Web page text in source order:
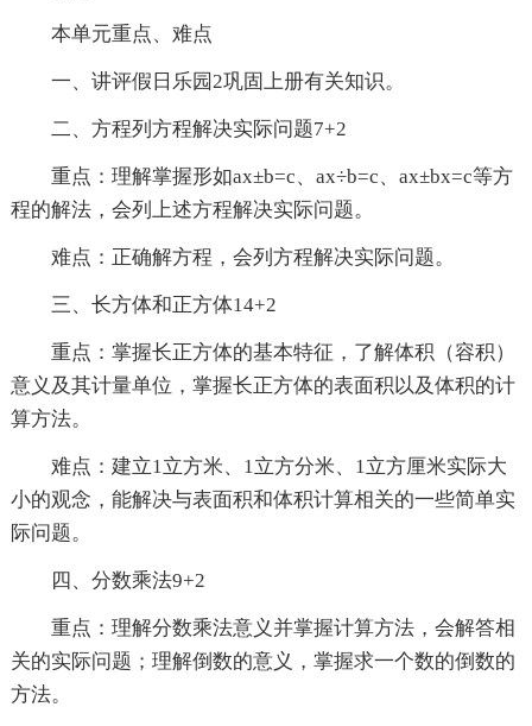
本单元重点、难点
一、讲评假日乐园2巩固上册有关知识。
二、方程列方程解决实际问题7+2
重点：理解掌握形如ax±b=c、ax÷b=c、ax±bx=c等方
程的解法，会列上述方程解决实际问题。
难点：正确解方程，会列方程解决实际问题。
三、长方体和正方体14+2
重点：掌握长正方体的基本特征，了解体积（容积）
意义及其计量单位，掌握长正方体的表面积以及体积的计
算方法。
难点：建立1立方米、1立方分米、1立方厘米实际大
小的观念，能解决与表面积和体积计算相关的一些简单实
际问题。
四、分数乘法9+2
重点：理解分数乘法意义并掌握计算方法，会解答相
关的实际问题；理解倒数的意义，掌握求一个数的倒数的
方法。